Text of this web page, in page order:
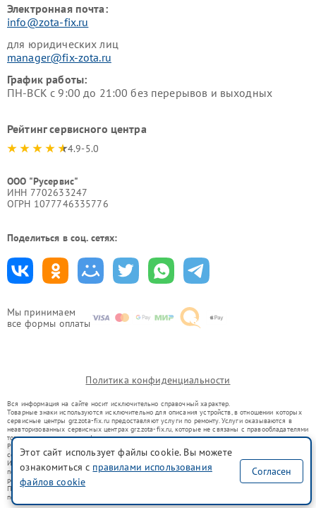
Мы принимаем
все формы оплаты
Электронная почта:
info@zota-fix.ru
для юридических лиц
manager@fix-zota.ru
График работы:
ПН-ВСК с 9:00 до 21:00 без перерывов и выходных
Рейтинг сервисного центра
4.9-5.0
ООО "Русервис"
ИНН 7702633247
ОГРН 1077746335776
Поделиться в соц. сетях:
Политика конфиденциальности
Вся информация на сайте носит исключительно справочный характер.
Товарные знаки используются исключительно для описания устройств, в отношении которых
сервисные центры grz.zota-fix.ru предоставляют услуги по ремонту. Услуги оказываются в
неавторизованных сервисных центрах grz.zota-fix.ru, которые не связаны с правообладателями
товарных знаков или их официальными представителями.
Ремонт осуществляется для устройств, уже введенных в гражданский оборот в соответствии
со статьей 1487 ГК РФ.
Использование товарных знаков не преследует цели индивидуализации услуг или введения
потребителей в заблуждение, а служит для информирования о предоставляемых услугах по
ремонту техники указанных брендов.
Представленная на сайте информация не является публичной офертой, определяемой
положениями Статьи 437(2) Гражданского кодекса РФ
Этот сайт использует файлы cookie. Вы можете
ознакомиться с правилами использования
файлов cookie
Согласен